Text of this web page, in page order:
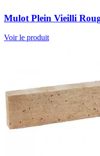
Mulot Plein Vieilli
Voir le produit